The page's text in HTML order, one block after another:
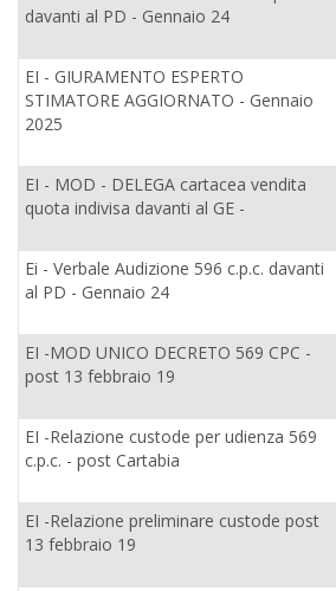
davanti al PD - Gennaio 24
EI - GIURAMENTO ESPERTO
STIMATORE AGGIORNATO - Gennaio
2025
EI - MOD - DELEGA cartacea vendita
quota indivisa davanti al GE -
Ei - Verbale Audizione 596 c.p.c. davanti
al PD - Gennaio 24
EI -MOD UNICO DECRETO 569 CPC -
post 13 febbraio 19
EI -Relazione custode per udienza 569
c.p.c. - post Cartabia
EI -Relazione preliminare custode post
13 febbraio 19